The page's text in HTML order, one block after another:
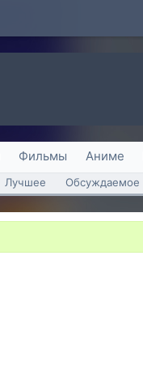
Фильмы Аниме
Лучшее Обсуждаемое